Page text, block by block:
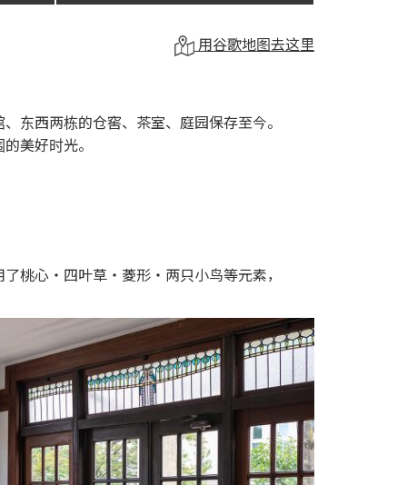
用谷歌地图去这里
东西两栋的仓窖、茶室、庭园保存至今。
美好时光。
桃心・四叶草・菱形・两只小鸟等元素，